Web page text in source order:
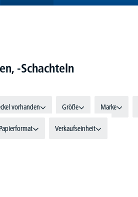
-Schachteln
vorhanden Größe Marke
Verkaufseinheit